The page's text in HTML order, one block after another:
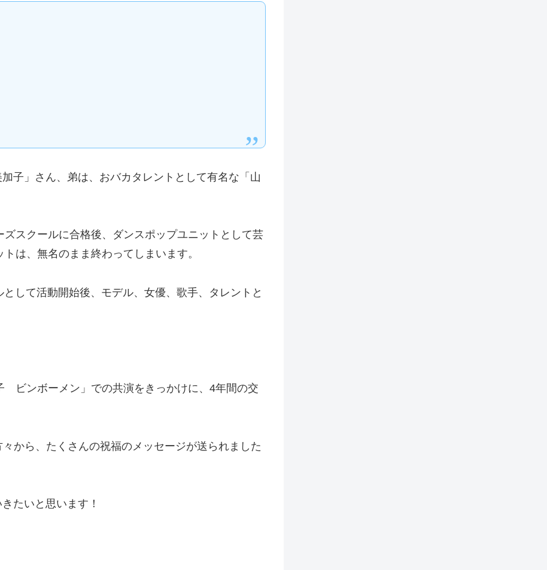
子」さん、弟は、おバカタレントとして有名な「山
スクールに合格後、ダンスポップユニットとして芸
は、無名のまま終わってしまいます。
して活動開始後、モデル、女優、歌手、タレントと
ビンボーメン」での共演をきっかけに、4年間の交
から、たくさんの祝福のメッセージが送られました
たいと思います！